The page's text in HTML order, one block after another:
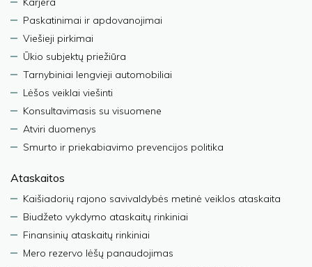
Paskatinimai ir apdovanojimai
Viešieji pirkimai
Ūkio subjektų priežiūra
Tarnybiniai lengvieji automobiliai
Lėšos veiklai viešinti
Konsultavimasis su visuomene
Atviri duomenys
Smurto ir priekabiavimo prevencijos politika
Ataskaitos
Kaišiadorių rajono savivaldybės metinė veiklos ataskaita
Biudžeto vykdymo ataskaitų rinkiniai
Finansinių ataskaitų rinkiniai
Mero rezervo lėšų panaudojimas